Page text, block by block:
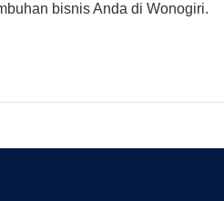
bisnis Anda di Wonogiri.